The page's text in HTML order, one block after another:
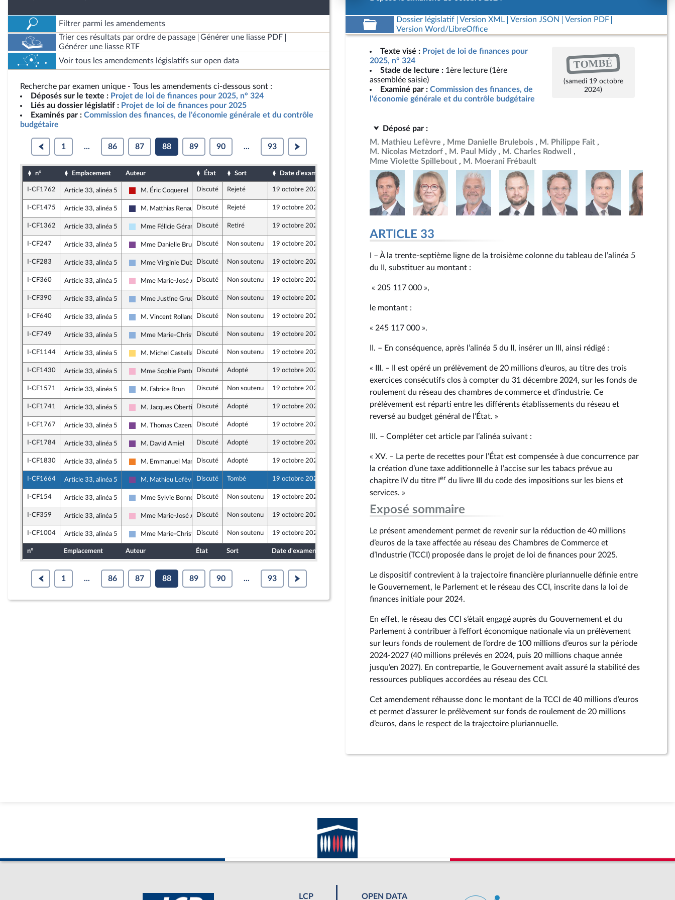
Filtrer parmi les amendements
Trier ces résultats par ordre de passage
Générer une liasse PDF
Générer une liasse RTF
Voir tous les amendements législatifs sur open data
Recherche par examen unique - Tous les amendements ci-dessous sont :
Déposés sur le texte : Projet de loi de finances pour 2025, n° 324
Liés au dossier législatif : Projet de loi de finances pour 2025
Examinés par : Commission des finances, de l'économie générale et du contrôle
budgétaire
1 ... 86 87 88 89 90 ... 93
n° Emplacement Auteur État Sort Date d'examen Date de dépôt
I-CF1762 Article 33, alinéa 5
La France insoumise - Nouveau Front Populaire
M. Éric Coquerel Discuté Rejeté 19 octobre 2024 13 octobre 2024
I-CF1475 Article 33, alinéa 5
Rassemblement National
M. Matthias RenaultDiscuté Rejeté 19 octobre 2024 13 octobre 2024
I-CF1362 Article 33, alinéa 5
Horizons & Indépendants
Mme Félicie Gérard Discuté Retiré 19 octobre 2024
I-CF247 Article 33, alinéa 5
Ensemble pour la République
Mme Danielle BruleboisDiscuté Non soutenu 19 octobre 2024 11 octobre 2024
I-CF283 Article 33, alinéa 5
Droite Républicaine
Mme Virginie Duby-Muller
Discuté Non soutenu 19 octobre 2024
I-CF360 Article 33, alinéa 5
Socialistes et apparentés
Mme Marie-José Allemand
Discuté Non soutenu 19 octobre 2024
I-CF390 Article 33, alinéa 5
Droite Républicaine
Mme Justine Gruet Discuté Non soutenu 19 octobre 2024
I-CF640 Article 33, alinéa 5
Droite Républicaine
M. Vincent Rolland Discuté Non soutenu 19 octobre 2024
I-CF749 Article 33, alinéa 5
Droite Républicaine
Mme Marie-Christine Dalloz
Discuté Non soutenu 19 octobre 2024
I-CF1144 Article 33, alinéa 5
Libertés, Indépendants, Outre-mer et Territoires
M. Michel CastellaniDiscuté Non soutenu 19 octobre 2024 13 octobre 2024
I-CF1430 Article 33, alinéa 5
Socialistes et apparentés
Mme Sophie Pantel Discuté Adopté 19 octobre 2024 13 octobre 2024
I-CF1571 Article 33, alinéa 5
Droite Républicaine
M. Fabrice Brun Discuté Non soutenu 19 octobre 2024
I-CF1741 Article 33, alinéa 5
Socialistes et apparentés
M. Jacques Oberti Discuté Adopté 19 octobre 2024 13 octobre 2024
I-CF1767 Article 33, alinéa 5
Ensemble pour la République
M. Thomas CazenaveDiscuté Adopté 19 octobre 2024
I-CF1784 Article 33, alinéa 5
Ensemble pour la République
M. David Amiel Discuté Adopté 19 octobre 2024
I-CF1830 Article 33, alinéa 5
Les Démocrates
M. Emmanuel MandonDiscuté Adopté 19 octobre 2024 13 octobre 2024
I-CF1664 Article 33, alinéa 5
Ensemble pour la République
M. Mathieu LefèvreDiscuté Tombé 19 octobre 2024 13 octobre 2024
I-CF154 Article 33, alinéa 5
Droite Républicaine
Mme Sylvie Bonnet Discuté Non soutenu 19 octobre 2024 11 octobre 2024
I-CF359 Article 33, alinéa 5
Socialistes et apparentés
Mme Marie-José Allemand
Discuté Non soutenu 19 octobre 2024 12 octobre 2024
I-CF1004 Article 33, alinéa 5
Droite Républicaine
Mme Marie-Christine Dalloz
Discuté Non soutenu 19 octobre 2024 13 octobre 2024
n° Emplacement Auteur État Sort Date d'examen Date de dépôt
1 ... 86 87 88 89 90 ... 93
Dossier législatif Version XML Version JSON
Version PDF
Version Word/LibreOffice
Texte visé : Projet de loi de finances pour
2025, n° 324
Stade de lecture : 1ère lecture (1ère
assemblée saisie)
Examiné par : Commission des finances, de
l'économie générale et du contrôle budgétaire
TOMBÉ
(samedi 19 octobre
2024)
Déposé par :
M. Mathieu Lefèvre
Mme Danielle Brulebois
M. Philippe Fait
M. Nicolas Metzdorf
M. Paul Midy
M. Charles Rodwell
Mme Violette Spillebout
M. Moerani Frébault
ARTICLE 33
I – À la trente-septième ligne de la troisième colonne du tableau de l’alinéa 5
du II, substituer au montant :
« 205 117 000 »,
le montant :
« 245 117 000 ».
II. – En conséquence, après l’alinéa 5 du II, insérer un III, ainsi rédigé :
« III. – Il est opéré un prélèvement de 20 millions d’euros, au titre des trois
exercices consécutifs clos à compter du 31 décembre 2024, sur les fonds de
roulement du réseau des chambres de commerce et d’industrie. Ce
prélèvement est réparti entre les différents établissements du réseau et
reversé au budget général de l’État. »
III. – Compléter cet article par l’alinéa suivant :
« XV. – La perte de recettes pour l’État est compensée à due concurrence par
la création d’une taxe additionnelle à l’accise sur les tabacs prévue au
chapitre IV du titre I er du livre III du code des impositions sur les biens et
services. »
Exposé sommaire
Le présent amendement permet de revenir sur la réduction de 40 millions
d’euros de la taxe affectée au réseau des Chambres de Commerce et
d’Industrie (TCCI) proposée dans le projet de loi de finances pour 2025.
Le dispositif contrevient à la trajectoire financière pluriannuelle définie entre
le Gouvernement, le Parlement et le réseau des CCI, inscrite dans la loi de
finances initiale pour 2024.
En effet, le réseau des CCI s’était engagé auprès du Gouvernement et du
Parlement à contribuer à l’effort économique nationale via un prélèvement
sur leurs fonds de roulement de l’ordre de 100 millions d’euros sur la période
2024‑2027 (40 millions prélevés en 2024, puis 20 millions chaque année
jusqu’en 2027). En contrepartie, le Gouvernement avait assuré la stabilité des
ressources publiques accordées au réseau des CCI.
Cet amendement réhausse donc le montant de la TCCI de 40 millions d’euros
et permet d’assurer le prélèvement sur fonds de roulement de 20 millions
d’euros, dans le respect de la trajectoire pluriannuelle.
LCP OPEN DATA